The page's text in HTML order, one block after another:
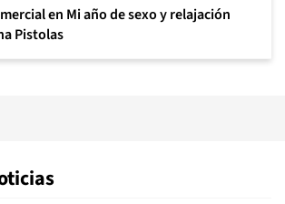
en Mi año de sexo y relajación
Pistolas